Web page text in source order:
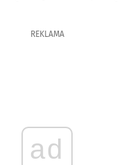
REKLAMA
ad